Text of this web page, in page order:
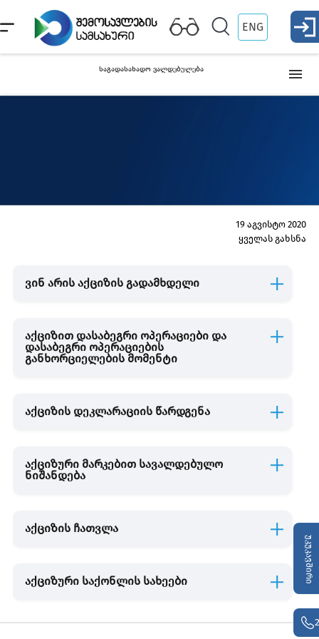
ENG
უკუკავშირი
საგადასახადო ვალდებულება
დამატებული ღირებულების გადასახადი
ბუნებრივი რესურსებით სარგებლობა
სათამაშო ბიზნესი
19 აგვისტო 2020
ყველას გახსნა
ვინ არის აქციზის გადამხდელი
აქციზით დასაბეგრი ოპერაციები და
დასაბეგრი ოპერაციების
განხორციელების მომენტი
აქციზის დეკლარაციის წარდგენა
აქციზური მარკებით სავალდებულო
ნიშანდება
აქციზის ჩათვლა
აქციზური საქონლის სახეები